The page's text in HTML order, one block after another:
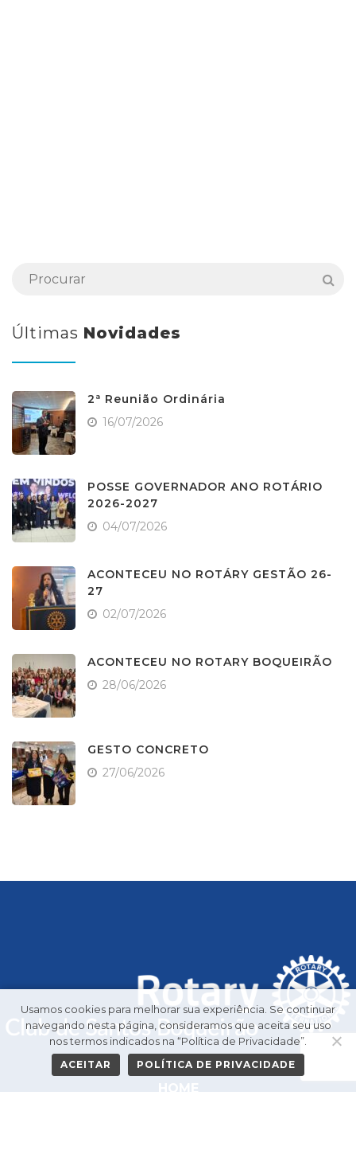
Últimas Novidades
2ª Reunião Ordinária
16/07/2026
POSSE GOVERNADOR ANO ROTÁRIO
2026-2027
04/07/2026
ACONTECEU NO ROTÁRY GESTÃO 26-
27
02/07/2026
ACONTECEU NO ROTARY BOQUEIRÃO
28/06/2026
GESTO CONCRETO
27/06/2026
Usamos cookies para melhorar sua experiência. Se continuar
navegando nesta página, consideramos que aceita seu uso
nos termos indicados na “Política de Privacidade”.
ACEITAR POLÍTICA DE PRIVACIDADE